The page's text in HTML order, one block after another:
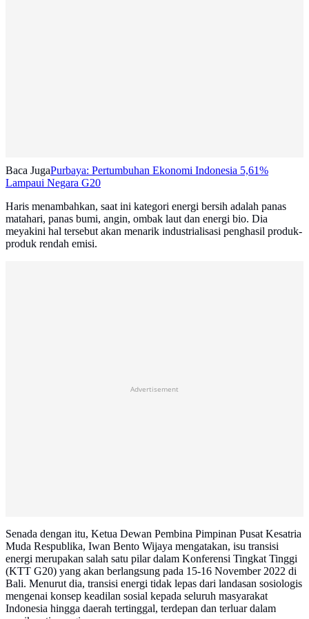
Baca JugaPurbaya: Pertumbuhan Ekonomi Indonesia 5,61%
Lampaui Negara G20
Haris menambahkan, saat ini kategori energi bersih adalah panas
matahari, panas bumi, angin, ombak laut dan energi bio. Dia
meyakini hal tersebut akan menarik industrialisasi penghasil produk-
produk rendah emisi.
Advertisement
Senada dengan itu, Ketua Dewan Pembina Pimpinan Pusat Kesatria
Muda Respublika, Iwan Bento Wijaya mengatakan, isu transisi
energi merupakan salah satu pilar dalam Konferensi Tingkat Tinggi
(KTT G20) yang akan berlangsung pada 15-16 November 2022 di
Bali. Menurut dia, transisi energi tidak lepas dari landasan sosiologis
mengenai konsep keadilan sosial kepada seluruh masyarakat
Indonesia hingga daerah tertinggal, terdepan dan terluar dalam